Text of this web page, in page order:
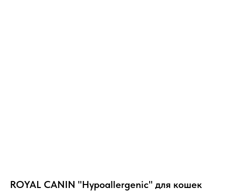
ROYAL CANIN "Hypoallergenic" для кошек